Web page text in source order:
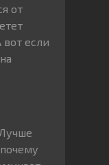
от
если